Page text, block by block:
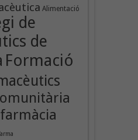
Alimentació
de
de
Formació